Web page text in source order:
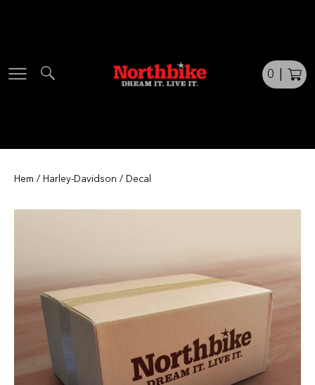
0
Hem / Harley-Davidson / Decal